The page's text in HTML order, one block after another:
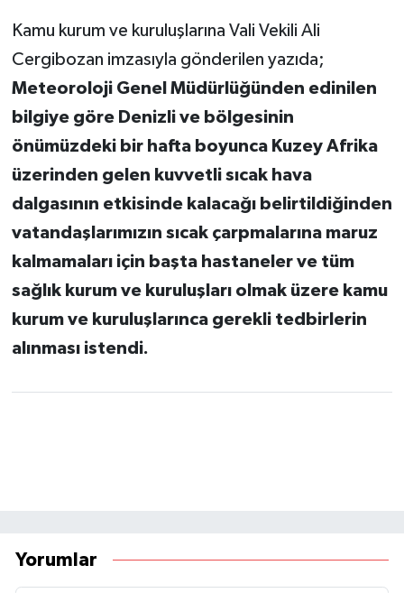
Kamu kurum ve kuruluşlarına Vali Vekili Ali
Cergibozan imzasıyla gönderilen yazıda;
Meteoroloji Genel Müdürlüğünden edinilen
bilgiye göre Denizli ve bölgesinin
önümüzdeki bir hafta boyunca Kuzey Afrika
üzerinden gelen kuvvetli sıcak hava
dalgasının etkisinde kalacağı belirtildiğinden
vatandaşlarımızın sıcak çarpmalarına maruz
kalmamaları için başta hastaneler ve tüm
sağlık kurum ve kuruluşları olmak üzere kamu
kurum ve kuruluşlarınca gerekli tedbirlerin
alınması istendi.
Yorumlar